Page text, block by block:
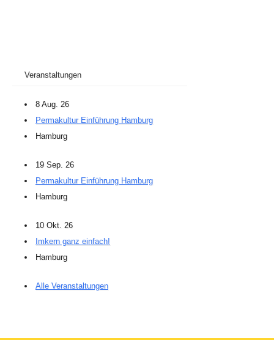
Veranstaltungen
8 Aug. 26
Permakultur Einführung Hamburg
Hamburg
19 Sep. 26
Permakultur Einführung Hamburg
Hamburg
10 Okt. 26
Imkern ganz einfach!
Hamburg
Alle Veranstaltungen